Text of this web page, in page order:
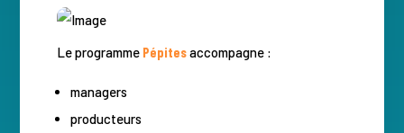
Le programme Pépitesaccompagne :
managers
producteurs